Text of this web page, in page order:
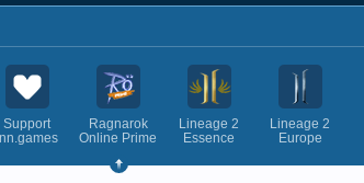
Support
Inn.games
Ragnarok
Online Prime
Lineage 2
Essence
Lineage 2
Europe